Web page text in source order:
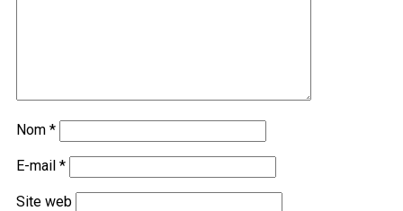
Nom *
E-mail *
Site web